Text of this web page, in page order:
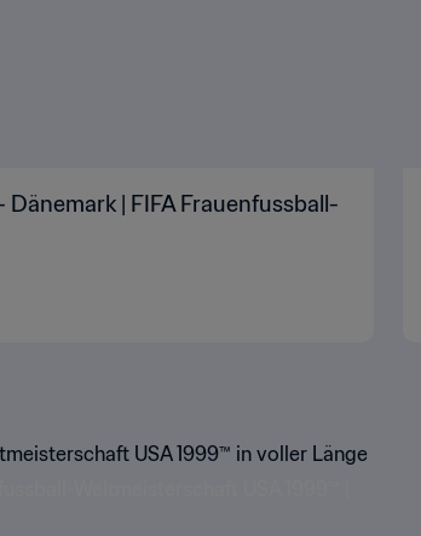
Dänemark | FIFA Frauenfussball-
USA 1999™ in voller Länge